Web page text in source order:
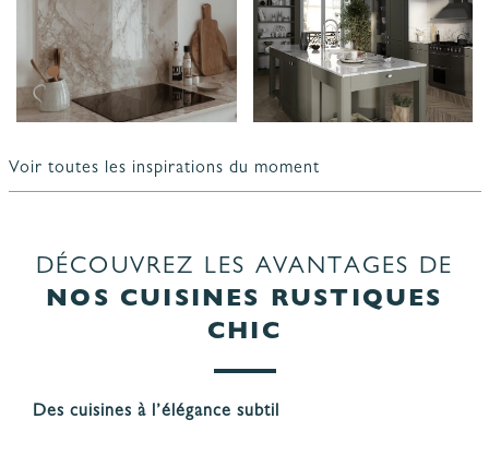
Voir toutes les inspirations du moment
DÉCOUVREZ LES AVANTAGES DE
NOS CUISINES RUSTIQUES
CHIC
Des cuisines à l’élégance subtil